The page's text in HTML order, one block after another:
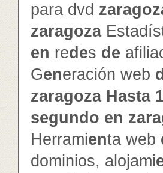
para dvd
zaragoza
en redes de
Generación web
zaragoza Hasta
segundo en
Herramienta web
dominios, alojami